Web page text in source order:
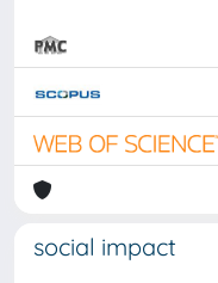
social impact